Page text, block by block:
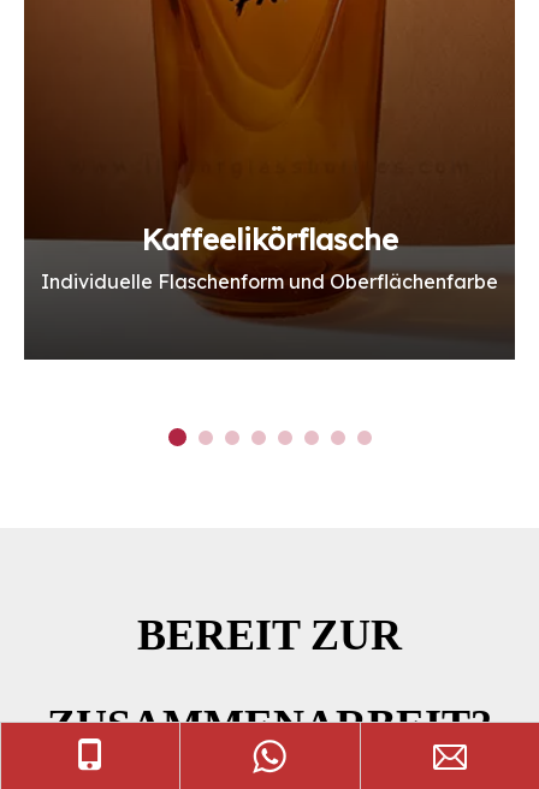
Kaffeelikörflasche
Individuelle Flaschenform und Oberflächenfarbe
BEREIT ZUR
ZUSAMMENARBEIT?